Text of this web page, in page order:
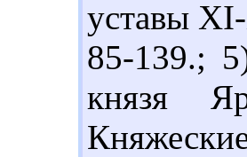
уставы
85-139.;
князя